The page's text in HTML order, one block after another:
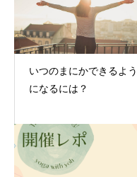
いつのまにかできるよう
になるには？